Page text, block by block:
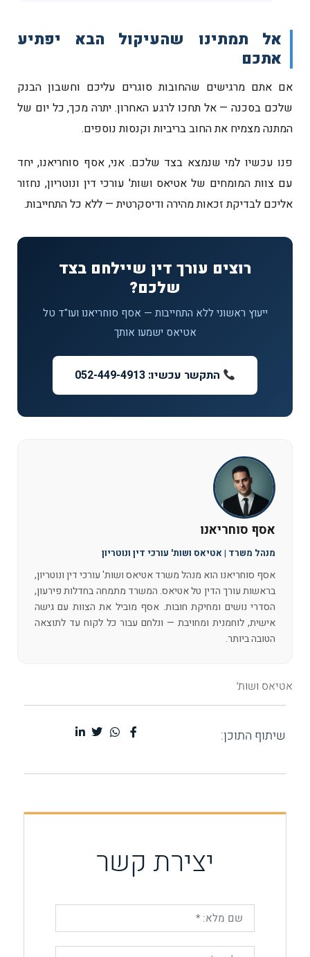
אל תמתינו שהעיקול הבא יפתיע
אתכם
אם אתם מרגישים שהחובות סוגרים עליכם וחשבון הבנק
שלכם בסכנה — אל תחכו לרגע האחרון. יתרה מכך, כל יום של
המתנה מצמיח את החוב בריביות וקנסות נוספים.
פנו עכשיו למי שנמצא בצד שלכם. אני, אסף סוחריאנו, יחד
עם צוות המומחים של אטיאס ושות' עורכי דין ונוטריון, נחזור
אליכם לבדיקת זכאות מהירה ודיסקרטית — ללא כל התחייבות.
רוצים עורך דין שיילחם בצד
שלכם?
ייעוץ ראשוני ללא התחייבות — אסף סוחריאנו ועו"ד טל
אטיאס ישמעו אותך
התקשר עכשיו: 052-449-4913
אסף סוחריאנו
מנהל משרד | אטיאס ושות' עורכי דין ונוטריון
אסף סוחריאנו הוא מנהל משרד אטיאס ושות' עורכי דין ונוטריון,
בראשות עורך הדין טל אטיאס. המשרד מתמחה בחדלות פירעון,
הסדרי נושים ומחיקת חובות. אסף מוביל את הצוות עם גישה
אישית, לוחמנית ומחויבת — ונלחם עבור כל לקוח עד לתוצאה
הטובה ביותר.
אטיאס ושות׳
שיתוף התוכן:
יצירת קשר